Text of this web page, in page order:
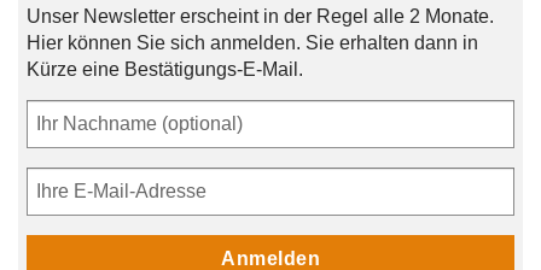
Unser Newsletter erscheint in der Regel alle 2 Monate.
Hier können Sie sich anmelden. Sie erhalten dann in
Kürze eine Bestätigungs-E-Mail.
Anmelden